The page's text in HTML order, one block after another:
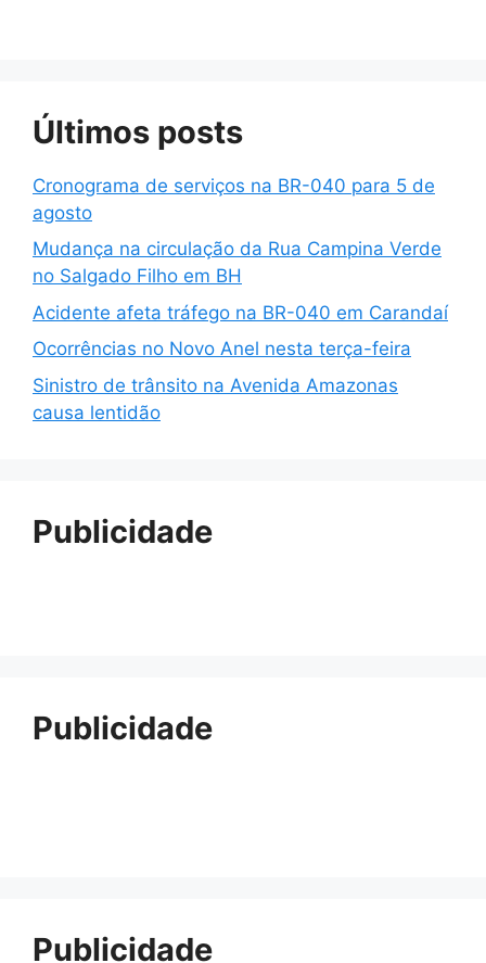
Últimos posts
Cronograma de serviços na BR-040 para 5 de
agosto
Mudança na circulação da Rua Campina Verde
no Salgado Filho em BH
Acidente afeta tráfego na BR-040 em Carandaí
Ocorrências no Novo Anel nesta terça-feira
Sinistro de trânsito na Avenida Amazonas
causa lentidão
Publicidade
Publicidade
Publicidade